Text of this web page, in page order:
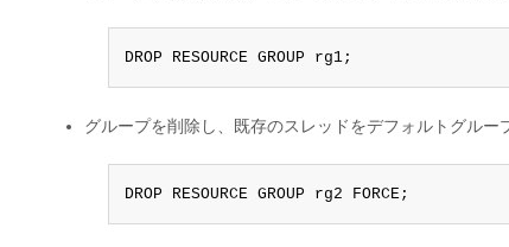
DROP RESOURCE GROUP rg1;
グループを削除し、既存のスレッドをデフォルトグルー
DROP RESOURCE GROUP rg2 FORCE;